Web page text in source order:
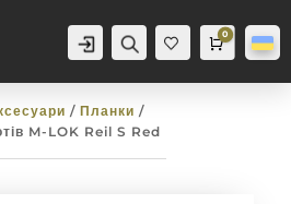
Аккаунт Пошук
Баж
анн
Cart
0
0,0грн
/ Планки /
M-LOK Reil S Red